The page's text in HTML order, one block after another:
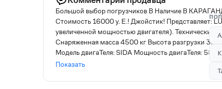
Большой выбор погрузчиков В Наличие В
Стоимость 16000 у. Е.! Джойстик! Представляет:
увеличенной мощностью двигателя).
Снаряженная масса 4500 кг Высота разгрузки
Модель двигаТеля: SIDA Мощность двигаТеля:
1860 х Высота 2750 мм. * Комплектация: —
— Магнитола USB/FM — Вентилятор в кабине —
следующими опциями: — Кондиционер —
Показать